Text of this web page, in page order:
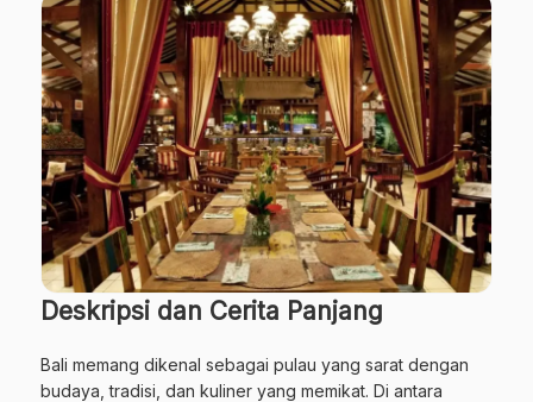
Deskripsi dan Cerita Panjang
Bali memang dikenal sebagai pulau yang sarat dengan
budaya, tradisi, dan kuliner yang memikat. Di antara